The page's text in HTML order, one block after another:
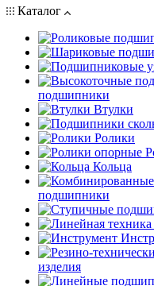
Каталог
подшипники
Втулки
Ролики
Кольца
подшипники
изделия